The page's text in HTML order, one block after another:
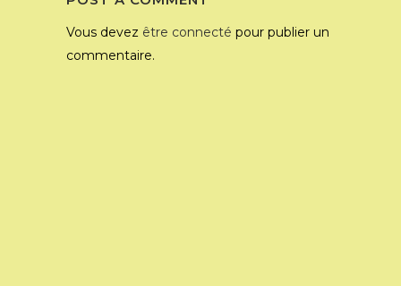
Vous devez être connecté pour publier un
commentaire.